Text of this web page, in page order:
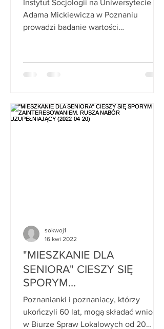
Instytut Socjologii na Uniwersytecie
Adama Mickiewicza w Poznaniu
prowadzi badanie wartości
"MIESZKANIE DLA
SENIORA" CIESZY SIĘ
SPORYM
ZAINTERESOWANIEM.
RUSZA NABÓR
UZUPEŁNIAJĄCY (2022-04-
Poznanianki i poznaniacy, którzy
ukończyli 60 lat, mogą składać wnioski
w Biurze Spraw Lokalowych od 20
sokwoj1
16 kwi 2022